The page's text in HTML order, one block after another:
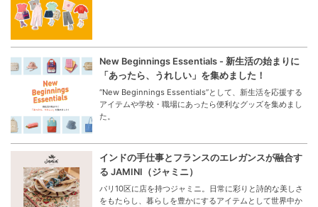
New Beginnings Essentials - 新生活の始まりに
「あったら、うれしい」を集めました！
“New Beginnings Essentials”として、新生活を応援する
アイテムや学校・職場にあったら便利なグッズを集めまし
た。
インドの手仕事とフランスのエレガンスが融合す
る JAMINI（ジャミニ）
パリ10区に店を持つジャミニ。日常に彩りと詩的な美しさ
をもたらし、暮らしを豊かにするアイテムとして世界中か